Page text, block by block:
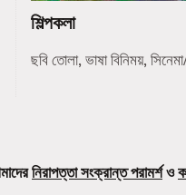
শিল্পকলা
ছবি তোলা, ভাষা বিনিময়,
নিরাপত্তা সংক্রান্ত পরামর্শও